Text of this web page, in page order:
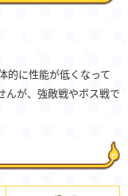
的に性能が低くなって
んが、強敵戦やボス戦で